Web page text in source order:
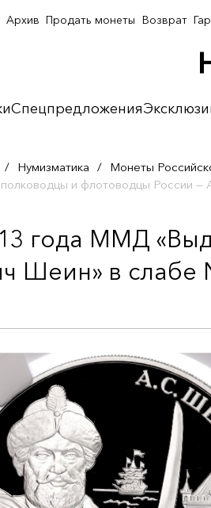
Спецпредложения
Архив Продать монеты Возврат
/ Нумизматика / Монеты
и флотоводцы России —
года ММД
Шеин» в слабе